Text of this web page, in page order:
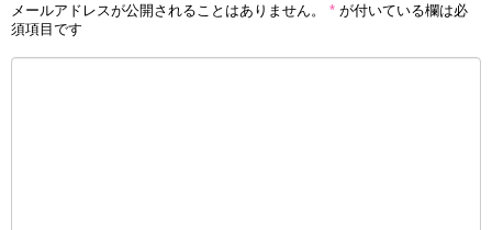
メールアドレスが公開されることはありません。 * が付いている欄は必
須項目です